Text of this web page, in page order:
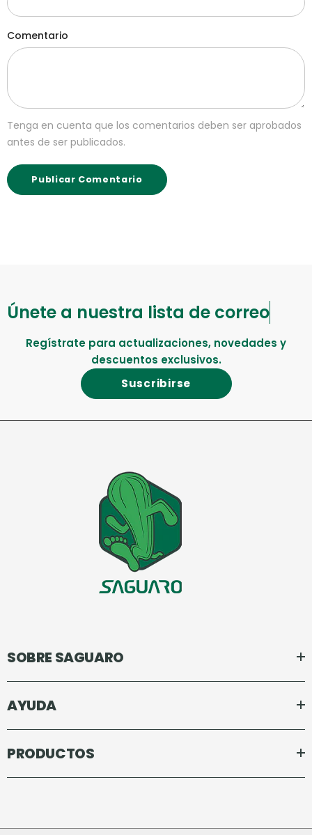
Comentario
Tenga en cuenta que los comentarios deben ser aprobados
antes de ser publicados.
Únete a nuestra lista de correo
Regístrate para actualizaciones, novedades y
descuentos exclusivos.
Suscribirse
SOBRE SAGUARO
AYUDA
PRODUCTOS